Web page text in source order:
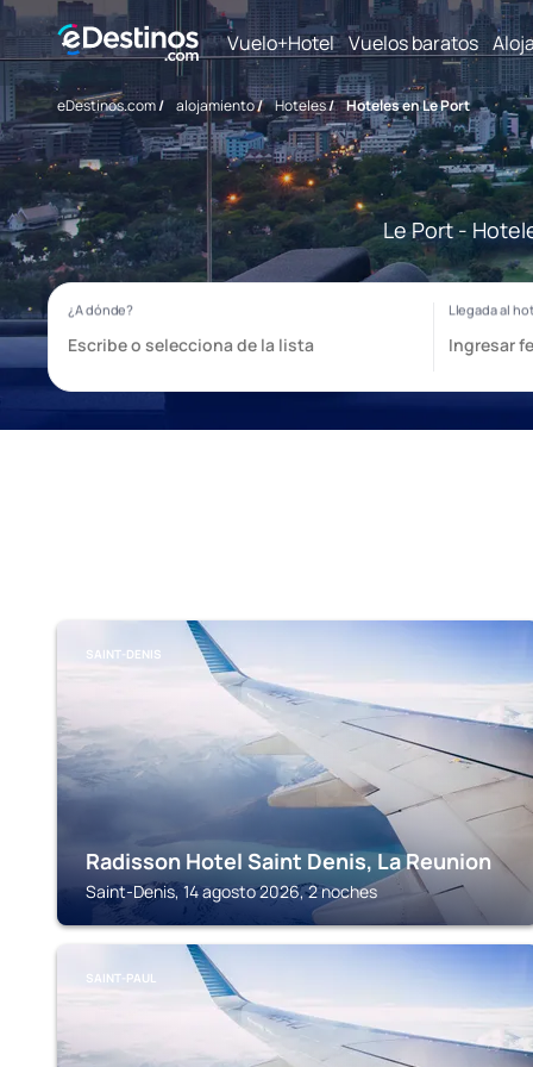
Vuelo+Hotel Vuelos baratos
eDestinos.com/ alojamiento/ Hoteles/ Hoteles en Le Port
Le Port -
SAINT-DENIS
Radisson Hotel Saint Denis, La Reunion
Saint-Denis, 14 agosto 2026, 2 noches
SAINT-PAUL